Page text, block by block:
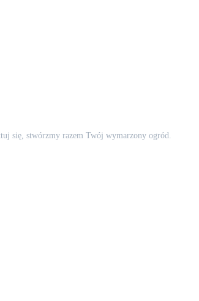
się, stwórzmy razem Twój wymarzony ogród.